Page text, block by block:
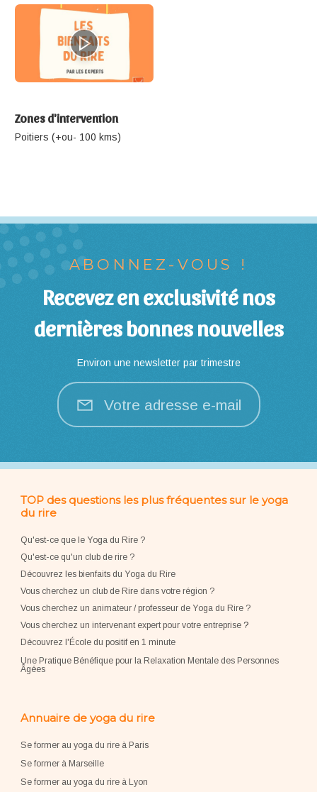
Zones d'intervention
Poitiers (+ou- 100 kms)
ABONNEZ-VOUS !
Recevez en exclusivité nos
dernières bonnes nouvelles
Environ une newsletter par trimestre
Votre adresse e-mail
TOP des questions les plus fréquentes sur le yoga
du rire
Qu'est-ce que le Yoga du Rire ?
Qu'est-ce qu'un club de rire ?
Découvrez les bienfaits du Yoga du Rire
Vous cherchez un club de Rire dans votre région ?
Vous cherchez un animateur / professeur de Yoga du Rire ?
Vous cherchez un intervenant expert pour votre entreprise?
Découvrez l'École du positif en 1 minute
Une Pratique Bénéfique pour la Relaxation Mentale des Personnes
Âgées
Annuaire de yoga du rire
Se former au yoga du rire à Paris
Se former à Marseille
Se former au yoga du rire à Lyon